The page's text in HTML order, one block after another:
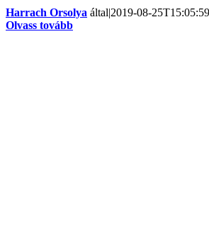
Harrach Orsolya által|2019-08-
Olvass tovább